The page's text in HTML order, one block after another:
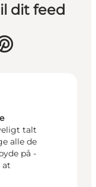
dit feed
talt
alle de
på -
at